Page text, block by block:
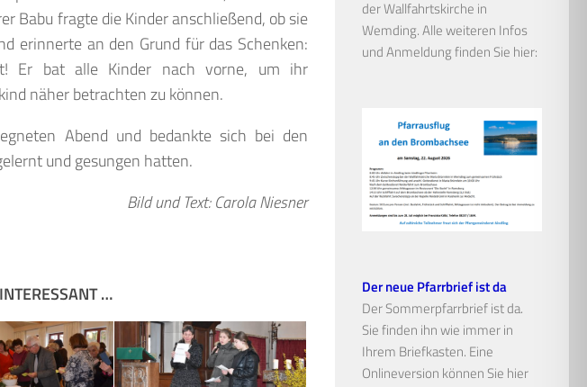
Babu fragte die Kinder anschließend, ob sie
erinnerte an den Grund für das Schenken:
Er bat alle Kinder nach vorne, um ihr
näher betrachten zu können.
Abend und bedankte sich bei den
und gesungen hatten.
Bild und Text: Carola Niesner
…
der Wallfahrtskirche in
Wemding. Alle weiteren Infos
und Anmeldung finden Sie hier:
Der neue Pfarrbrief ist da
Der Sommerpfarrbrief ist da.
Sie finden ihn wie immer in
Ihrem Briefkasten. Eine
Onlineversion können Sie hier